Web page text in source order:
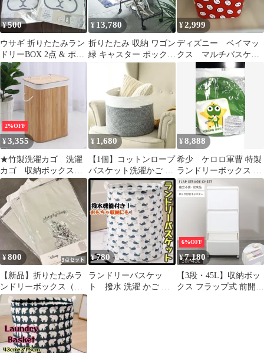
ジュ） UZENN
¥500
ウサギ 折りたたみラン
ドリーBOX 2点 & ポチ
ャッコうちわ (武蔵野
銀行)
¥ 13,780
折りたたみ 収納 ワゴン
緑 キャスター ボックス
ランドリー ラック おし
¥2,999
ディズニー ベイマッ
クス マルチバスケッ
ト 収納ボックス ラ
ンドリーバケット
2%OFF
¥3,355
★竹製洗濯カゴ 洗濯
カゴ 収納ボックス
ランドリーバスケッ
ト 大容量 折りたた
み 抗菌 消臭 内布
洗濯可 ランドリーバ
スケット 蓋付き
¥ 1,680
【1個】コットンロープ
バスケット洗濯かご ラ
ンドリー 収納ボック
ス おむつ②
¥8,888
希少 ケロロ軍曹 特製
ランドリーボックス ミ
ニタオル付
¥800
【新品】折りたたみラ
ンドリーボックス（ミ
ッキー＆フレンズ）グ
レー
¥780
ランドリーバスケッ
ト 撥水 洗濯 かご ボ
6%OFF
¥7,180
【3段・45L】収納ボッ
クス フラップ式 前開き